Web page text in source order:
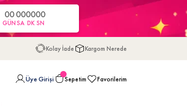
00
GÜN
00
SA
00
DK
00
SN
Kolay İade Kargom Nerede
Üye Girişi Sepetim Favorilerim